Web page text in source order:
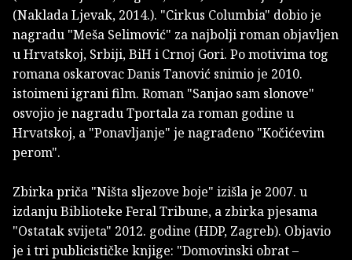
(Naklada Ljevak, 2014.). "Cirkus Columbia" dobio je
nagradu "Meša Selimović" za najbolji roman objavljen
u Hrvatskoj, Srbiji, BiH i Crnoj Gori. Po motivima tog
romana oskarovac Danis Tanović snimio je 2010.
istoimeni igrani film. Roman "Sanjao sam slonove"
osvojio je nagradu Tportala za roman godine u
Hrvatskoj, a "Ponavljanje" je nagrađeno "Kočićevim
perom".
Zbirka priča "Ništa sljezove boje" izišla je 2007. u
izdanju Biblioteke Feral Tribune, a zbirka pjesama
"Ostatak svijeta" 2012. godine (HDP, Zagreb). Objavio
je i tri publicističke knjige: "Domovinski obrat –